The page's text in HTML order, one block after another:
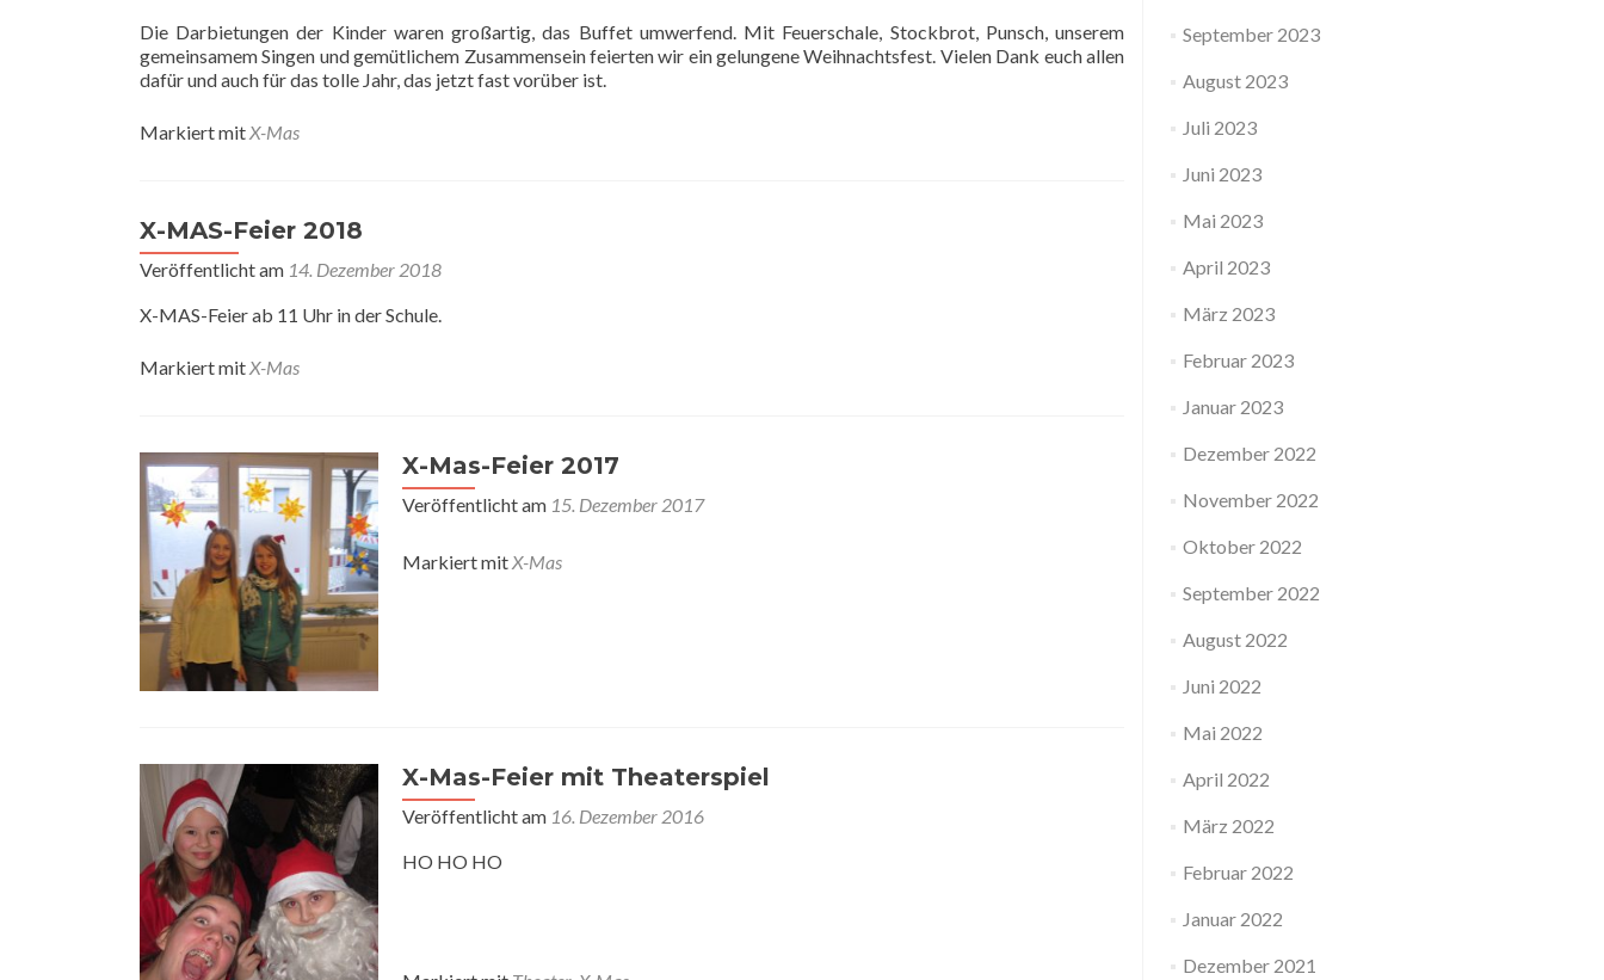
Die Darbietungen der Kinder waren großartig, das Buffet umwerfend. Mit Feuerschale, Stockbrot, Punsch, unserem
gemeinsamem Singen und gemütlichem Zusammensein feierten wir ein gelungene Weihnachtsfest. Vielen Dank euch allen
dafür und auch für das tolle Jahr, das jetzt fast vorüber ist.
Markiert mitX-Mas
X-MAS-Feier 2018
Veröffentlicht am 14. Dezember 2018
X-MAS-Feier ab 11 Uhr in der Schule.
Markiert mitX-Mas
X-Mas-Feier 2017
Veröffentlicht am 15. Dezember 2017
Markiert mitX-Mas
X-Mas-Feier mit Theaterspiel
Veröffentlicht am 16. Dezember 2016
HO HO HO
September 2023
August 2023
Juli 2023
Juni 2023
Mai 2023
April 2023
März 2023
Februar 2023
Januar 2023
Dezember 2022
November 2022
Oktober 2022
September 2022
August 2022
Juni 2022
Mai 2022
April 2022
März 2022
Februar 2022
Januar 2022
Dezember 2021